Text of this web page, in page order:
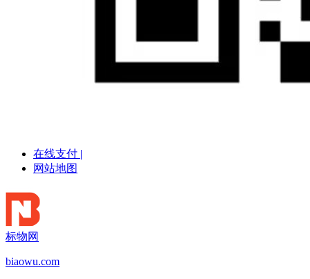
在线支付 |
网站地图
标物网
biaowu.com